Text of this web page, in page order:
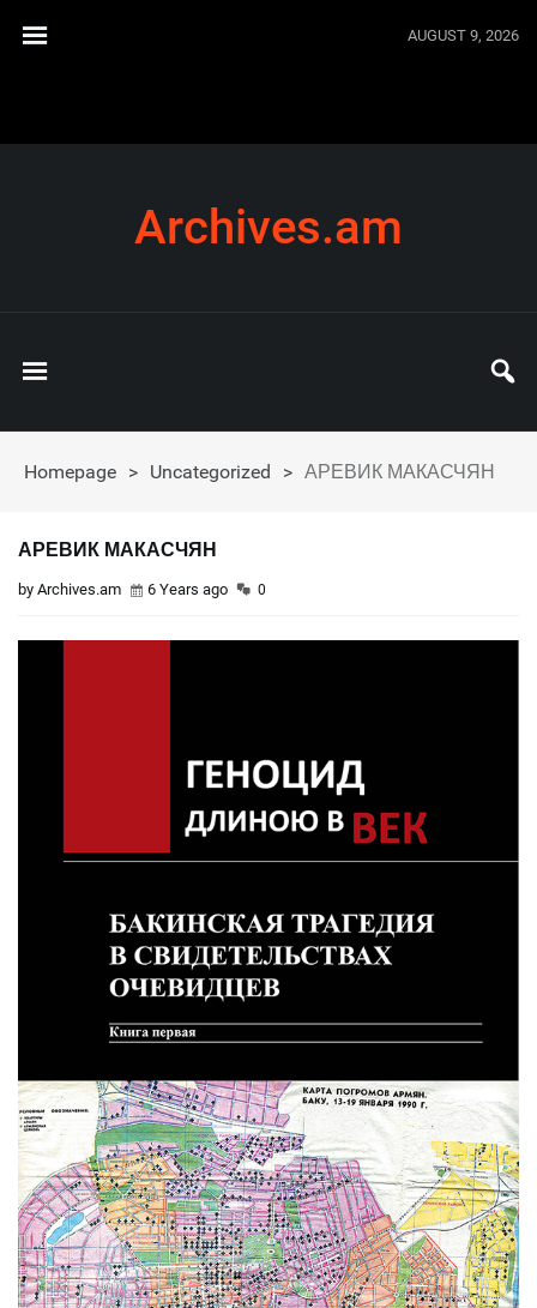
AUGUST 9, 2026
Archives.am
Homepage > Uncategorized > АРЕВИК МАКАСЧЯН
АРЕВИК МАКАСЧЯН
by Archives.am 6 Years ago 0